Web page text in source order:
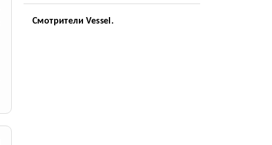
Смотрители Vessel.